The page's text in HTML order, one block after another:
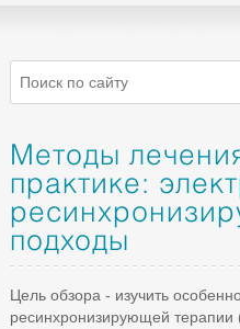
Методы
практике:
подходы
Цель обзора - изучить
ресинхронизирующей